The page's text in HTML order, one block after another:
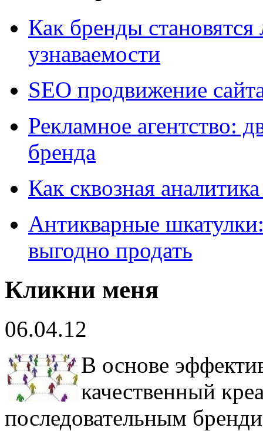
Как бренды
узнаваемости
SEO продвижение
Рекламное агентство:
бренда
Как сквозная
Антикварные
выгодно продать
Кликни меня
06.04.12
В основе
качественный
последовательным